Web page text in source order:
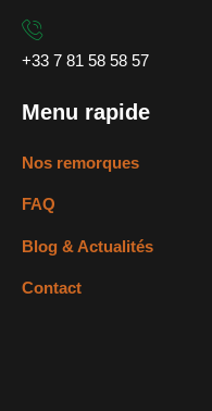
+33 7 81 58 58 57
Menu rapide
Nos remorques
FAQ
Blog & Actualités
Contact